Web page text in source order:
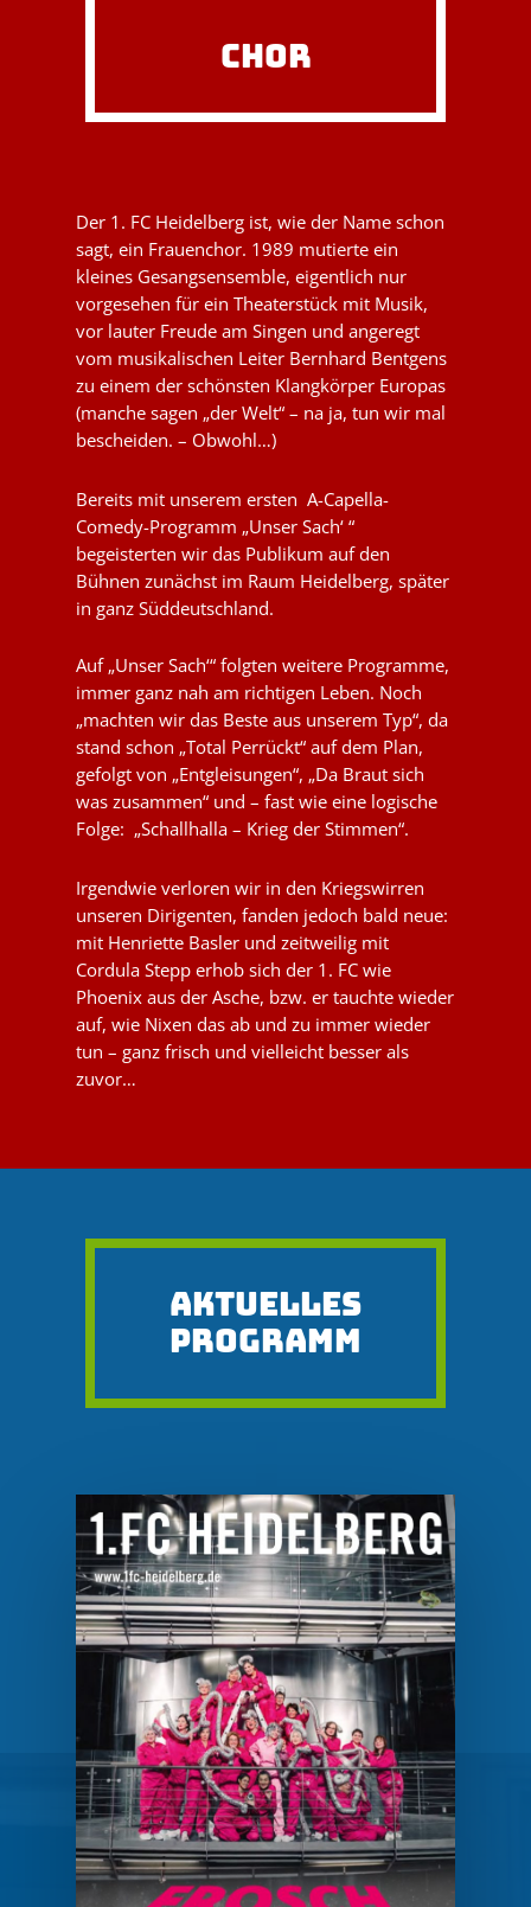
CHOR
Der 1. FC Heidelberg ist, wie der Name schon
sagt, ein Frauenchor. 1989 mutierte ein
kleines Gesangsensemble, eigentlich nur
vorgesehen für ein Theaterstück mit Musik,
vor lauter Freude am Singen und angeregt
vom musikalischen Leiter Bernhard Bentgens
zu einem der schönsten Klangkörper Europas
(manche sagen „der Welt“ – na ja, tun wir mal
bescheiden. – Obwohl…)
Bereits mit unserem ersten A-Capella-
Comedy-Programm „Unser Sach‘ “
begeisterten wir das Publikum auf den
Bühnen zunächst im Raum Heidelberg, später
in ganz Süddeutschland.
Auf „Unser Sach‘“ folgten weitere Programme,
immer ganz nah am richtigen Leben. Noch
„machten wir das Beste aus unserem Typ“, da
stand schon „Total Perrückt“ auf dem Plan,
gefolgt von „Entgleisungen“, „Da Braut sich
was zusammen“ und – fast wie eine logische
Folge: „Schallhalla – Krieg der Stimmen“.
Irgendwie verloren wir in den Kriegswirren
unseren Dirigenten, fanden jedoch bald neue:
mit Henriette Basler und zeitweilig mit
Cordula Stepp erhob sich der 1. FC wie
Phoenix aus der Asche, bzw. er tauchte wieder
auf, wie Nixen das ab und zu immer wieder
tun – ganz frisch und vielleicht besser als
zuvor…
AKTUELLES
PROGRAMM